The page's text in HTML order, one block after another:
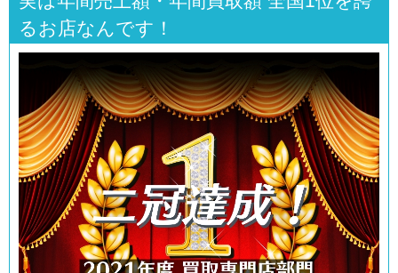
るお店なんです！